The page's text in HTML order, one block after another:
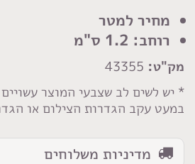
מחיר למטר
רוחב: 1.2 ס"מ
מק"ט:
* יש לשים לב שצבעי המוצר
במעט עקב הגדרות הצילום או
דמוי
עור
ניטים
עיגול
קטן
שחור
מדיניות משלוחים